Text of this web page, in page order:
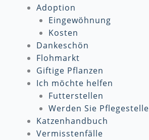
Adoption
Eingewöhnung
Kosten
Dankeschön
Flohmarkt
Giftige Pflanzen
Ich möchte helfen
Futterstellen
Werden Sie Pflegestelle
Katzenhandbuch
Vermisstenfälle